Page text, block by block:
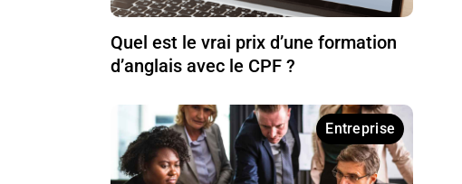
Quel est le vrai prix d’une formation
d’anglais avec le CPF ?
Entreprise